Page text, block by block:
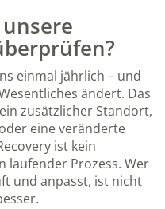
einmal jährlich – und
ändert. Das
zusätzlicher Standort,
eine veränderte
ist kein
laufender Prozess. Wer
und anpasst, ist nicht